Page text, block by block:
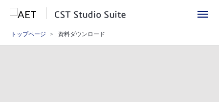
トップページ 資料ダウンロード